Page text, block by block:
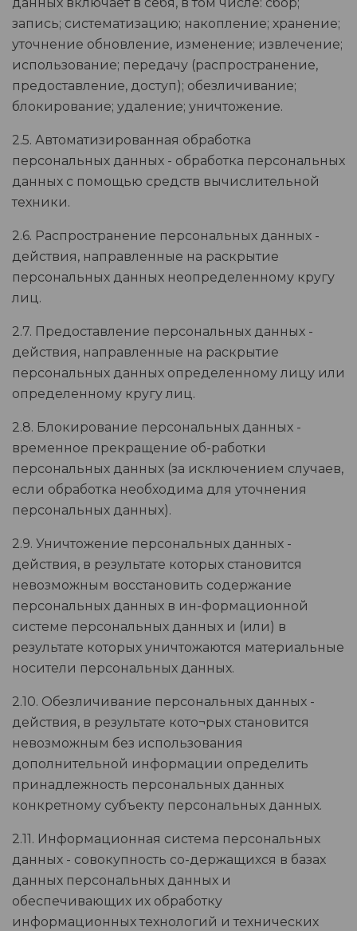
запись; систематизацию; накопление; хранение;
уточнение обновление, изменение; извлечение;
использование; передачу (распространение,
предоставление, доступ); обезличивание;
блокирование; удаление; уничтожение.
2.5. Автоматизированная обработка
персональных данных - обработка персональных
данных с помощью средств вычислительной
техники.
2.6. Распространение персональных данных -
действия, направленные на раскрытие
персональных данных неопределенному кругу
лиц.
2.7. Предоставление персональных данных -
действия, направленные на раскрытие
персональных данных определенному лицу или
определенному кругу лиц.
2.8. Блокирование персональных данных -
временное прекращение об-работки
персональных данных (за исключением случаев,
если обработка необходима для уточнения
персональных данных).
2.9. Уничтожение персональных данных -
действия, в результате которых становится
невозможным восстановить содержание
персональных данных в ин-формационной
системе персональных данных и (или) в
результате которых уничтожаются материальные
носители персональных данных.
2.10. Обезличивание персональных данных -
действия, в результате кото¬рых становится
невозможным без использования
дополнительной информации определить
принадлежность персональных данных
конкретному субъекту персональных данных.
2.11. Информационная система персональных
данных - совокупность со-держащихся в базах
данных персональных данных и
обеспечивающих их обработку
информационных технологий и технических